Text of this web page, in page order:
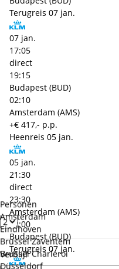
Personen
Verblijf
Amsterdam
Eindhoven
Brussel Zaventem
Brussel Charleroi
Düsseldorf
Terugreis 07 jan.
07 jan.
17:05
direct
19:15
Budapest (BUD)
02:10
Amsterdam (AMS)
+€ 417,- p.p.
Heenreis 05 jan.
05 jan.
21:30
direct
23:30
Amsterdam (AMS)
02:00
Budapest (BUD)
Terugreis 07 jan.